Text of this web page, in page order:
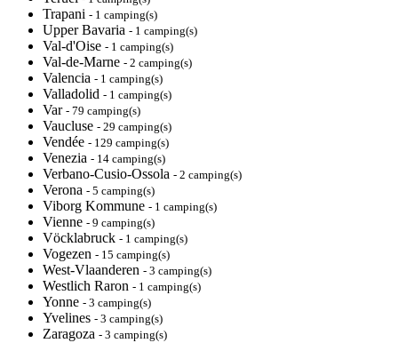
Trapani - 1 camping(s)
Upper Bavaria - 1 camping(s)
Val-d'Oise - 1 camping(s)
Val-de-Marne - 2 camping(s)
Valencia - 1 camping(s)
Valladolid - 1 camping(s)
Var - 79 camping(s)
Vaucluse - 29 camping(s)
Vendée - 129 camping(s)
Venezia - 14 camping(s)
Verbano-Cusio-Ossola - 2 camping(s)
Verona - 5 camping(s)
Viborg Kommune - 1 camping(s)
Vienne - 9 camping(s)
Vöcklabruck - 1 camping(s)
Vogezen - 15 camping(s)
West-Vlaanderen - 3 camping(s)
Westlich Raron - 1 camping(s)
Yonne - 3 camping(s)
Yvelines - 3 camping(s)
Zaragoza - 3 camping(s)